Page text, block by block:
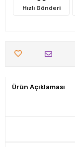
Hızlı Gönderi
Ürün Açıklaması